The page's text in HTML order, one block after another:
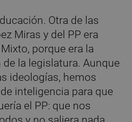
Otra de las
Miras y del PP era
porque era la
la legislatura. Aunque
ideologías, hemos
inteligencia para que
el PP: que nos